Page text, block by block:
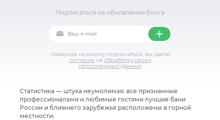
Подписаться на обновления блога
Нажимая на кнопку подписаться, вы даете
согласие на обработку своих
персональных данных
Статистика — штука неумолимая: все признанные
профессионалами и любимые гостями лучшие бани
России и ближнего зарубежья расположены в горной
местности.